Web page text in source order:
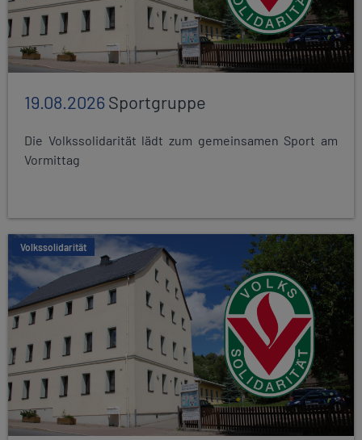
19.08.2026Sportgruppe
Die Volkssolidarität lädt zum gemeinsamen Sport am
Vormittag
Volkssolidarität